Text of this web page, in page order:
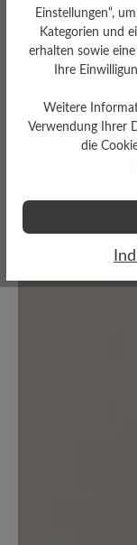
Kunden.
Keine
mit anderen.
Einstellungen“,
Kategorien und
erhalten sowie
Ihre
Weitere
Verwendung Ihrer
die